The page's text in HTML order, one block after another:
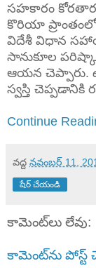
సహకారం
కొరియా ప్రాంతంలో
విదేశీ విధాన
సానుకూల
ఆయన చెప్పారు.
స్వస్తి చెప్పడానికి
Continue
వద్ద నవంబర్ 11,
షేర్ చేయండి
కామెంట్‌లు లేవు:
కామెంట్‌ను